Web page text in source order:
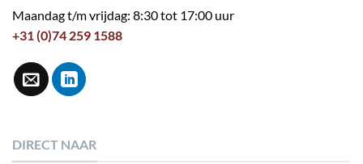
Maandag t/m vrijdag: 8:30 tot 17:00 uur
+31 (0)74 259 1588
DIRECT NAAR